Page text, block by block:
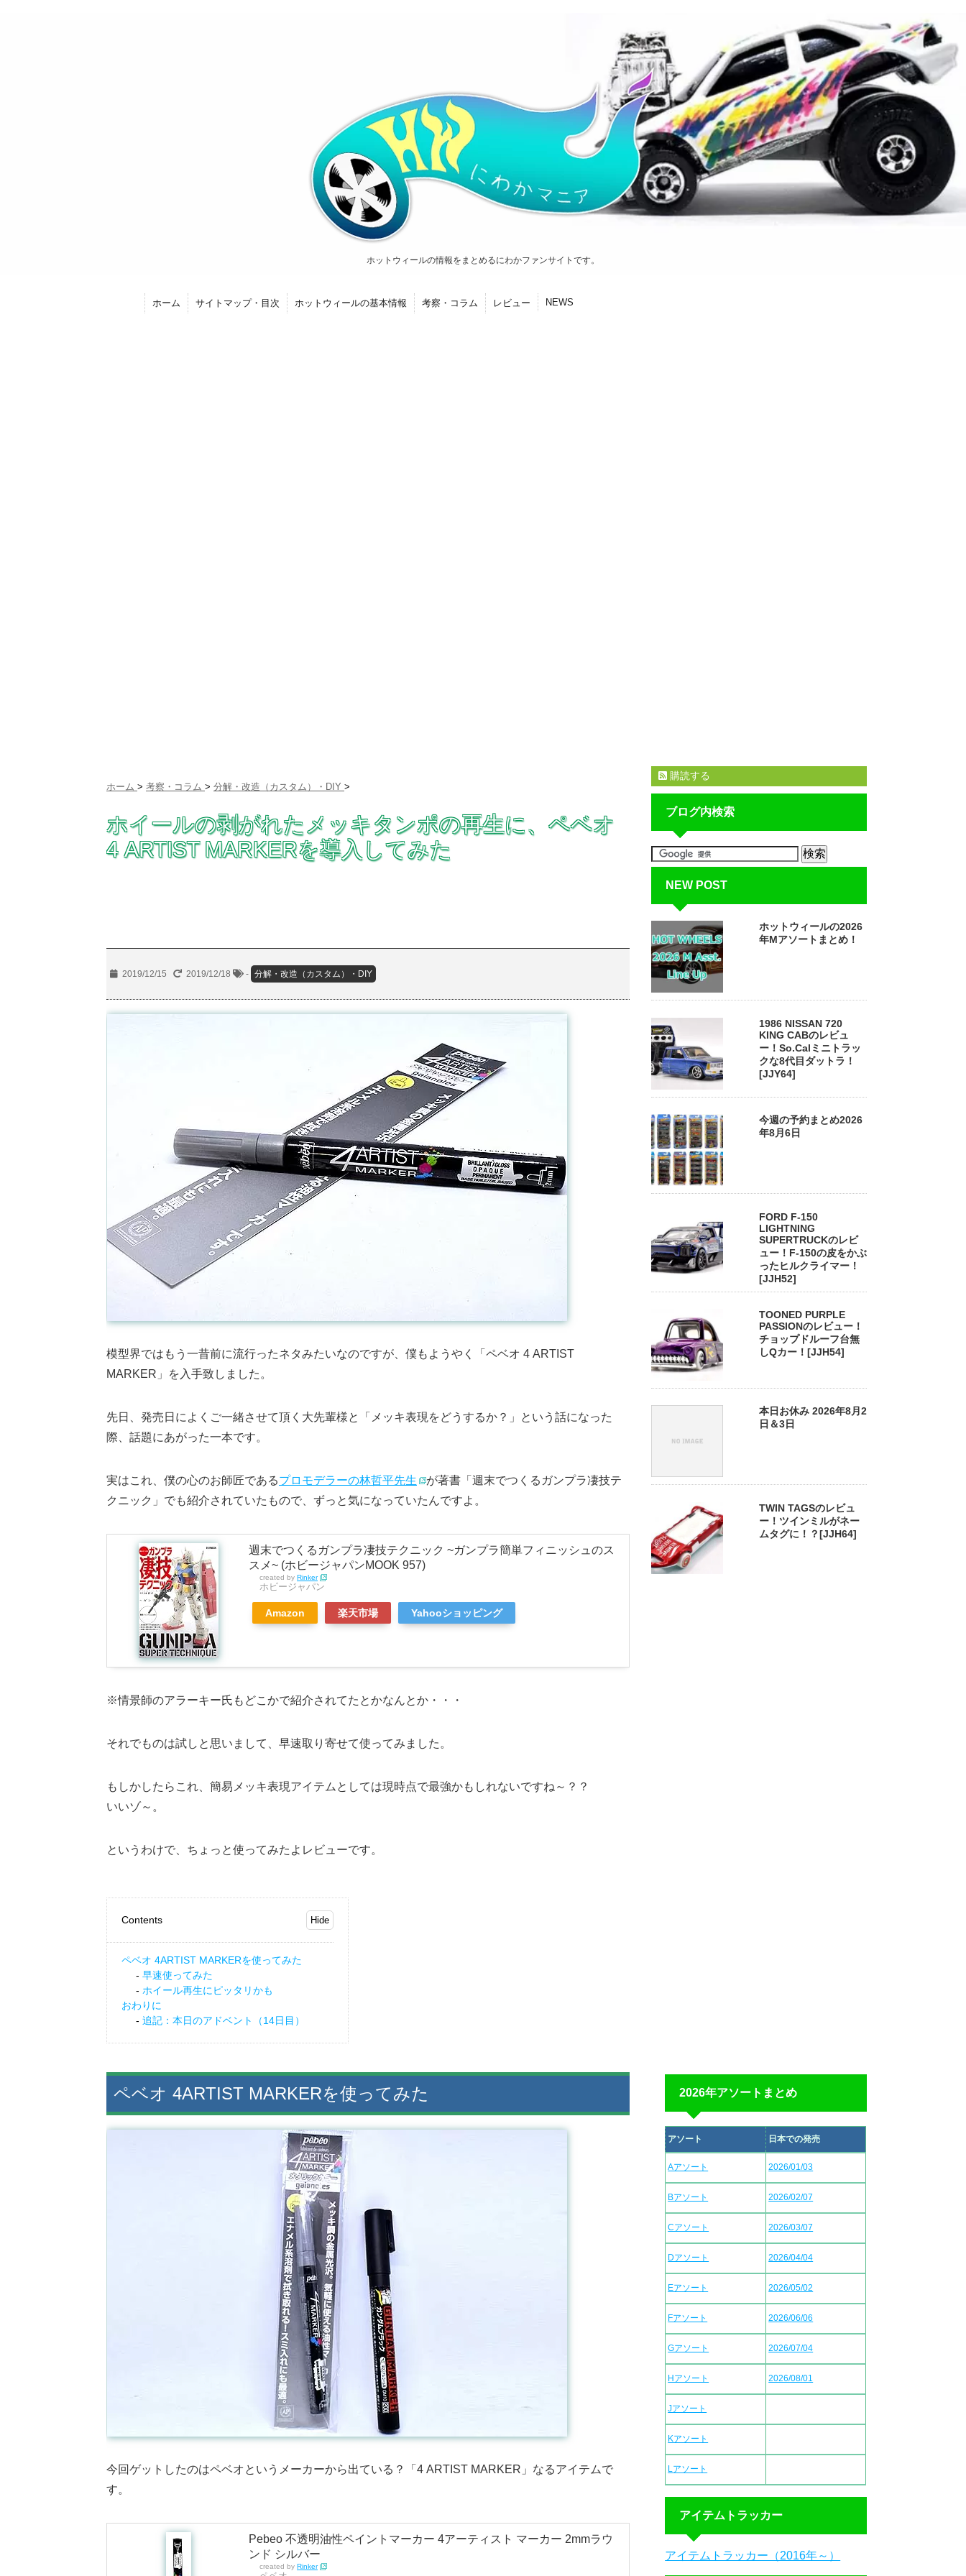
ホットウィールの情報をまとめるにわかファンサイトです。
ホーム サイトマップ・目次 ホットウィールの基本情報 考察・コラム レビュー NEWS
ホーム > 考察・コラム > 分解・改造（カスタム）・DIY >
ホイールの剥がれたメッキタンポの再生に、ペベオ
4 ARTIST MARKERを導入してみた
2019/12/15 2019/12/18 - 分解・改造（カスタム）・DIY
模型界ではもう一昔前に流行ったネタみたいなのですが、僕もようやく「ペベオ 4 ARTIST
MARKER」を入手致しました。
先日、発売日によくご一緒させて頂く大先輩様と「メッキ表現をどうするか？」という話になった
際、話題にあがった一本です。
実はこれ、僕の心のお師匠であるプロモデラーの林哲平先生
が著書「週末でつくるガンプラ凄技テ
クニック」でも紹介されていたもので、ずっと気になっていたんですよ。
週末でつくるガンプラ凄技テクニック ~ガンプラ簡単フィニッシュのス
スメ~ (ホビージャパンMOOK 957)
created by Rinker
ホビージャパン
Amazon 楽天市場 Yahooショッピング
※情景師のアラーキー氏もどこかで紹介されてたとかなんとか・・・
それでものは試しと思いまして、早速取り寄せて使ってみました。
もしかしたらこれ、簡易メッキ表現アイテムとしては現時点で最強かもしれないですね～？？
いいゾ～。
というわけで、ちょっと使ってみたよレビューです。
Contents
ペベオ 4ARTIST MARKERを使ってみた
早速使ってみた
ホイール再生にピッタリかも
おわりに
追記：本日のアドベント（14日目）
ペベオ 4ARTIST MARKERを使ってみた
今回ゲットしたのはペベオというメーカーから出ている？「4 ARTIST MARKER」なるアイテムで
す。
Pebeo 不透明油性ペイントマーカー 4アーティスト マーカー 2mmラウ
ンド シルバー
created by Rinker
購読する
ブログ内検索
NEW POST
ホットウィールの2026
年Mアソートまとめ！
1986 NISSAN 720
KING CABのレビュ
ー！So.Calミニトラッ
クな8代目ダットラ！
[JJY64]
今週の予約まとめ2026
年8月6日
FORD F-150
LIGHTNING
SUPERTRUCKのレビ
ュー！F-150の皮をかぶ
ったヒルクライマー！
[JJH52]
TOONED PURPLE
PASSIONのレビュー！
チョップドルーフ台無
しQカー！[JJH54]
本日お休み 2026年8月2
日＆3日
TWIN TAGSのレビュ
ー！ツインミルがネー
ムタグに！？[JJH64]
2026年アソートまとめ
アソート 日本での発売
Aアソート 2026/01/03
Bアソート 2026/02/07
Cアソート 2026/03/07
Dアソート 2026/04/04
Eアソート 2026/05/02
Fアソート 2026/06/06
Gアソート 2026/07/04
Hアソート 2026/08/01
Jアソート
Kアソート
Lアソート
アイテムトラッカー
アイテムトラッカー（2016年～）